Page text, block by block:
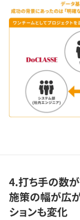
4.打ち手の数
施策の幅が広
ションも変化